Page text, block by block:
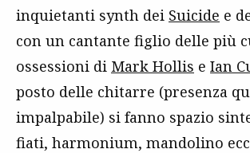
inquietanti synth dei Suicide e
con un cantante figlio delle più
ossessioni di Mark Hollis e Ian
posto delle chitarre (presenza
impalpabile) si fanno spazio
fiati, harmonium, mandolino